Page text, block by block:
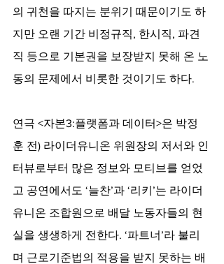
의 귀천을 따지는 분위기 때문이기도 하
지만 오랜 기간 비정규직, 한시직, 파견
직 등으로 기본권을 보장받지 못해 온 노
동의 문제에서 비롯한 것이기도 하다.
연극 <자본3:플랫폼과 데이터>은 박정
훈 전) 라이더유니온 위원장의 저서와 인
터뷰로부터 많은 정보와 모티브를 얻었
고 공연에서도 ‘늘찬’과 ‘리키’는 라이더
유니온 조합원으로 배달 노동자들의 현
실을 생생하게 전한다. ‘파트너’라 불리
며 근로기준법의 적용을 받지 못하는 배